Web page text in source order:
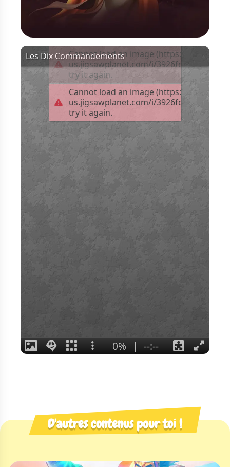
D'autres contenus pour toi !